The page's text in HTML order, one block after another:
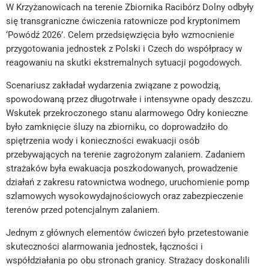
W Krzyżanowicach na terenie Zbiornika Racibórz Dolny odbyły
się transgraniczne ćwiczenia ratownicze pod kryptonimem
‘Powódź 2026’. Celem przedsięwzięcia było wzmocnienie
przygotowania jednostek z Polski i Czech do współpracy w
reagowaniu na skutki ekstremalnych sytuacji pogodowych.
Scenariusz zakładał wydarzenia związane z powodzią,
spowodowaną przez długotrwałe i intensywne opady deszczu.
Wskutek przekroczonego stanu alarmowego Odry konieczne
było zamknięcie śluzy na zbiorniku, co doprowadziło do
spiętrzenia wody i konieczności ewakuacji osób
przebywających na terenie zagrożonym zalaniem. Zadaniem
strażaków była ewakuacja poszkodowanych, prowadzenie
działań z zakresu ratownictwa wodnego, uruchomienie pomp
szlamowych wysokowydajnościowych oraz zabezpieczenie
terenów przed potencjalnym zalaniem.
Jednym z głównych elementów ćwiczeń było przetestowanie
skuteczności alarmowania jednostek, łączności i
współdziałania po obu stronach granicy. Strażacy doskonalili